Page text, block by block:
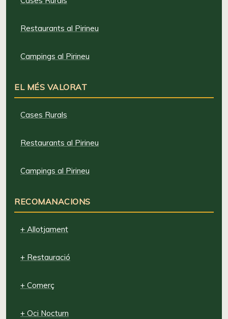
Restaurants al Pirineu
Campings al Pirineu
EL MÉS VALORAT
Cases Rurals
Restaurants al Pirineu
Campings al Pirineu
RECOMANACIONS
+ Allotjament
+ Restauració
+ Comerç
+ Oci Nocturn